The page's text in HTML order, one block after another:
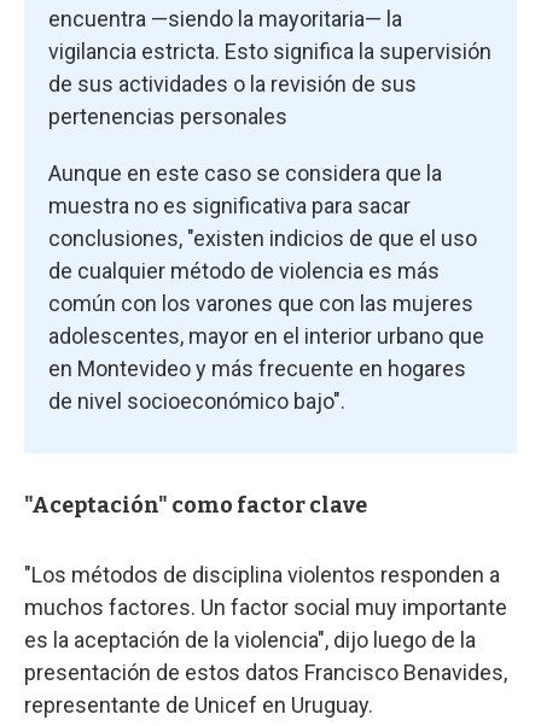
encuentra —siendo la mayoritaria— la
vigilancia estricta. Esto significa la supervisión
de sus actividades o la revisión de sus
pertenencias personales
Aunque en este caso se considera que la
muestra no es significativa para sacar
conclusiones, "existen indicios de que el uso
de cualquier método de violencia es más
común con los varones que con las mujeres
adolescentes, mayor en el interior urbano que
en Montevideo y más frecuente en hogares
de nivel socioeconómico bajo".
"Aceptación" como factor clave
"Los métodos de disciplina violentos responden a
muchos factores. Un factor social muy importante
es la aceptación de la violencia", dijo luego de la
presentación de estos datos Francisco Benavides,
representante de Unicef en Uruguay.